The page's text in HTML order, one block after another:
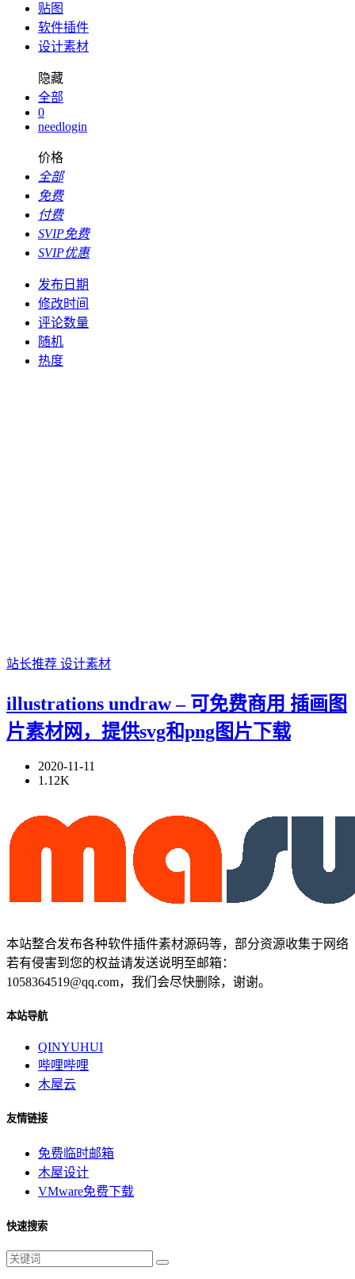
贴图
软件插件
设计素材
隐藏
全部
0
needlogin
价格
全部
免费
付费
SVIP免费
SVIP优惠
发布日期
修改时间
评论数量
随机
热度
站长推荐 设计素材
illustrations undraw – 可免费商用 插画图
片素材网，提供svg和png图片下载
2020-11-11
1.12K
本站整合发布各种软件插件素材源码等，部分资源收集于网络
若有侵害到您的权益请发送说明至邮箱：
1058364519@qq.com，我们会尽快删除，谢谢。
本站导航
QINYUHUI
哔哩哔哩
木屋云
友情链接
免费临时邮箱
木屋设计
VMware免费下载
快速搜索